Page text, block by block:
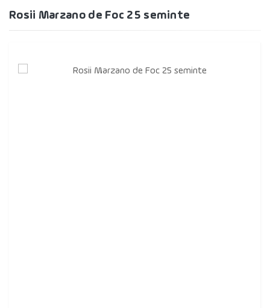
Rosii Marzano de Foc 25 seminte